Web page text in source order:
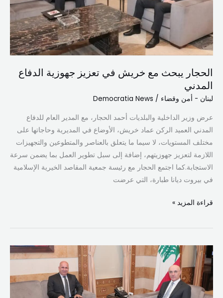
الحجار يبحث مع خريش في تعزيز جهوزية الدفاع
المدني
لبنان - أمن وقضاء /
Democratia News
عرض وزير الداخلية والبلديات أحمد الحجار، مع المدير العام للدفاع
المدني العميد الركن عماد خريش، الأوضاع في المديرية وحاجاتها على
مختلف المستويات، لا سيما ما يتعلق بالعناصر والمتطوعين والتجهيزات
اللازمة لتعزيز جهوزيتهم، إضافة إلى سبل تطوير العمل بما يضمن سرعة
الاستجابة.كما اجتمع الحجار مع رئيسة جمعية المقاصد الخيرية الإسلامية
في بيروت ديانا طبارة، التي عرضت
تعزيز
الدفاع
المدني
قراءة المزيد »
الوزير
الحجار
استقبل
المدير